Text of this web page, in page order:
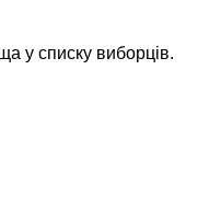
у списку виборців.